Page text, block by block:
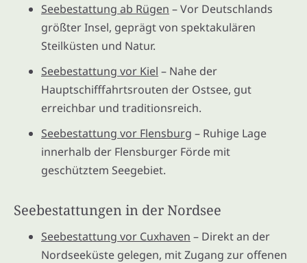
Seebestattung ab Rügen – Vor Deutschlands
größter Insel, geprägt von spektakulären
Steilküsten und Natur.
Seebestattung vor Kiel – Nahe der
Hauptschifffahrtsrouten der Ostsee, gut
erreichbar und traditionsreich.
Seebestattung vor Flensburg – Ruhige Lage
innerhalb der Flensburger Förde mit
geschütztem Seegebiet.
Seebestattungen in der Nordsee
Seebestattung vor Cuxhaven – Direkt an der
Nordseeküste gelegen, mit Zugang zur offenen